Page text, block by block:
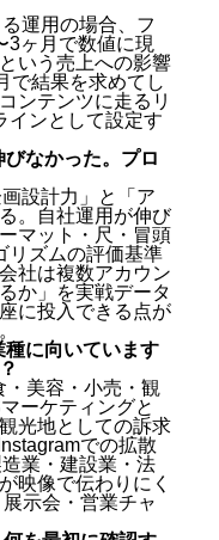
運用の場合、フ
3ヶ月で数値に現
いう売上への影響
で結果を求めてし
ンテンツに走るリ
インとして設定す
なかった。プロ
設計力」と「ア
。自社運用が伸び
マット・尺・冒頭
リズムの評価基準
社は複数アカウン
か」を実戦データ
に投入できる点が
に向いています
・美容・小売・観
ーケティングと
光地としての訴求
での拡散
業・建設業・法
映像で伝わりにく
示会・営業チャ